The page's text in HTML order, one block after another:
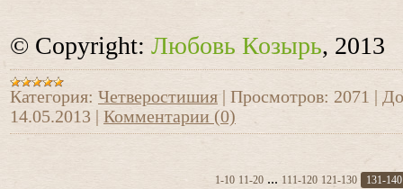
© Copyright: Любовь Козырь, 2013
Категория: Четверостишия Просмотров: 2071
14.05.2013
Комментарии (0)
1-10 11-20 ... 111-120 121-130 131-140